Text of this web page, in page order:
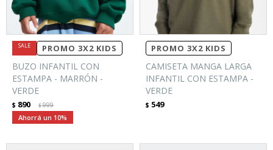
PROMO 3X2 KIDS
BUZO INFANTIL CON
ESTAMPA - MARRÓN -
VERDE
$ 890 $999
10
PROMO 3X2 KIDS
CAMISETA MANGA LARGA
INFANTIL CON ESTAMPA -
VERDE
$ 549